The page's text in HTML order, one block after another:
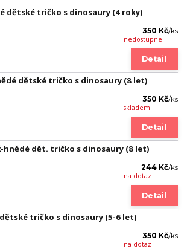
dětské tričko s dinosaury (4 roky)
350 Kč/ks
nedostupné
Detail
dětské tričko s dinosaury (8 let)
350 Kč/ks
skladem
Detail
hnědé dět. tričko s dinosaury (8 let)
244 Kč/ks
na dotaz
Detail
tričko s dinosaury (5-6 let)
350 Kč/ks
na dotaz